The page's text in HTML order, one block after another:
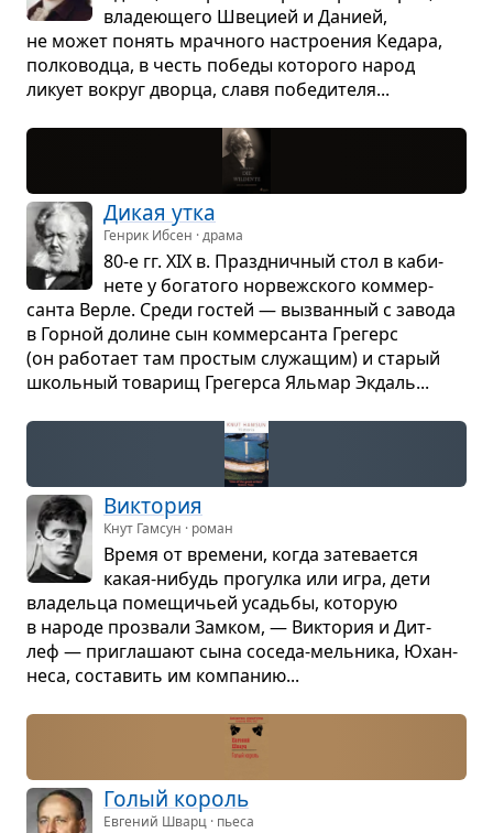
вла­де­ю­щего Шве­цией и Данией,
не может понять мрач­ного настро­е­ния Кедара,
пол­ко­водца, в честь победы кото­рого народ
ликует вокруг дворца, славя побе­ди­теля...
Дикая утка
Генрик Ибсен · драма
80-е гг. XIX в. Празд­нич­ный стол в каби­
нете у бога­того нор­веж­ского ком­мер­
санта Верле. Среди гостей — вызван­ный с завода
в Гор­ной долине сын ком­мер­санта Гре­герс
(он рабо­тает там про­стым слу­жа­щим) и ста­рый
школь­ный това­рищ Гре­герса Яль­мар Экдаль...
Вик­то­рия
Кнут Гамсун · роман
Время от вре­мени, когда зате­ва­ется
какая-нибудь про­гулка или игра, дети
вла­дельца поме­щи­чьей усадьбы, кото­рую
в народе про­звали Зам­ком, — Вик­то­рия и Дит­
леф — при­гла­шают сына соседа-мель­ника, Юхан­
неса, соста­вить им ком­па­нию...
Голый король
Евгений Шварц · пьеса